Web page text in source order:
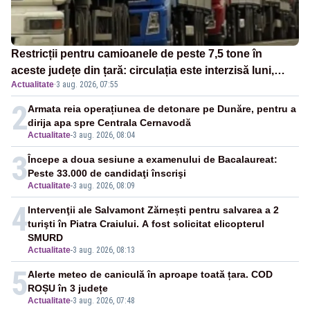
Restricții pentru camioanele de peste 7,5 tone în
aceste județe din țară: circulația este interzisă luni,
între orele 12:00 și 20:00
Actualitate·3 aug. 2026, 07:55
2Actualitate-3 aug. 2026, 08:04
Armata reia operațiunea de detonare pe Dunăre, pentru a
dirija apa spre Centrala Cernavodă
3Actualitate-3 aug. 2026, 08:09
Începe a doua sesiune a examenului de Bacalaureat:
Peste 33.000 de candidaţi înscrişi
4
Actualitate-3 aug. 2026, 08:13
Intervenţii ale Salvamont Zărnești pentru salvarea a 2
turişti în Piatra Craiului. A fost solicitat elicopterul
SMURD
5Actualitate-3 aug. 2026, 07:48
Alerte meteo de caniculă în aproape toată țara. COD
ROȘU în 3 județe